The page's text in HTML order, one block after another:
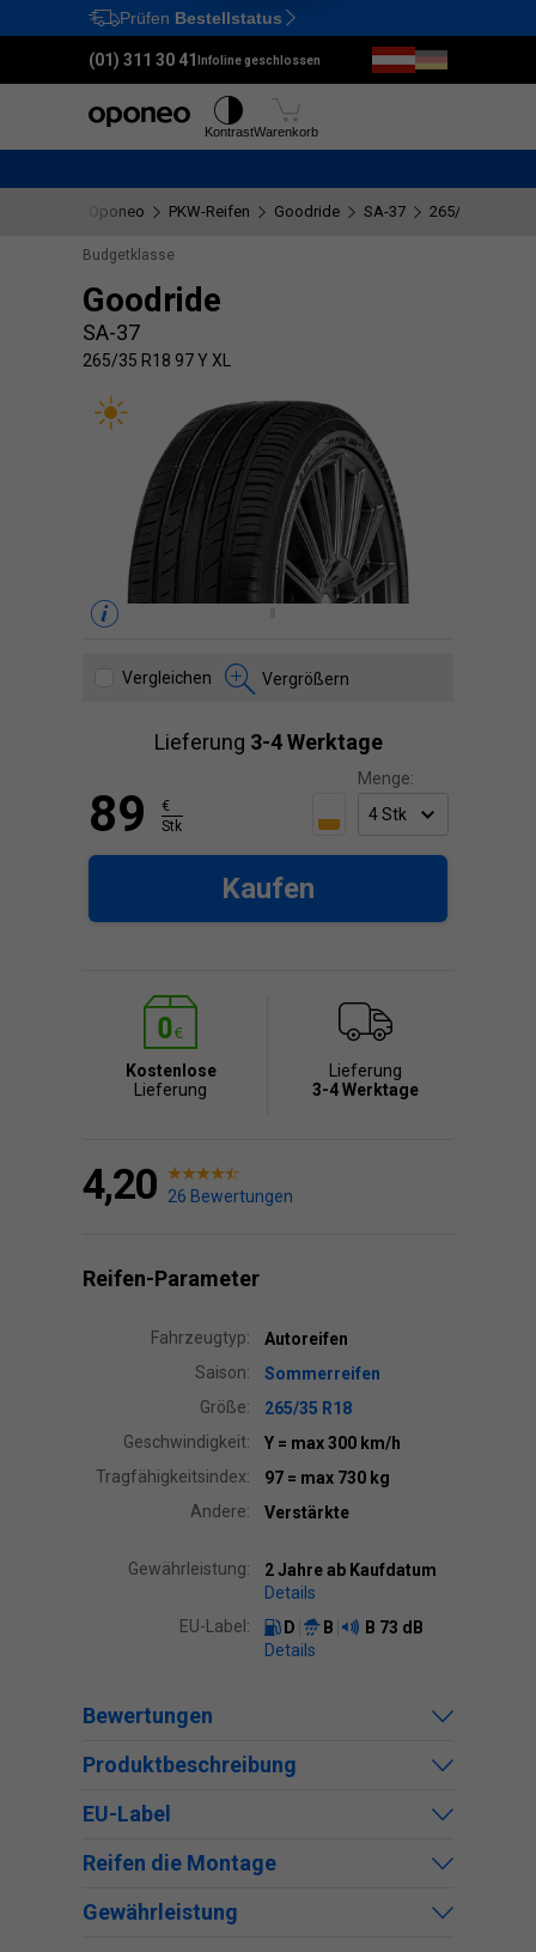
M
Prüfen Bestellstatus
(01) 311 30 41 Infoline geschlossen
KontrastWarenkorb
Oponeo PKW-Reifen Goodride SA-37 265/35 R18 97
Budgetklasse
Goodride
SA-37
265/35 R18 97 Y XL
Vergleichen Vergrößern
Lieferung 3-4 Werktage
Menge:
89
€
Stk
Kaufen
Kostenlose
Lieferung
Lieferung
3-4 Werktage
4,20 26 Bewertungen
Reifen-Parameter
Fahrzeugtyp:
Autoreifen
Saison:
Sommerreifen
Größe:
265/35 R18
Geschwindigkeit:
Y = max 300 km/h
Tragfähigkeitsindex:
97 = max 730 kg
Andere:
Verstärkte
Gewährleistung:
2 Jahre ab Kaufdatum
Details
EU-Label:
D B B 73 dB
Details
Bewertungen
Produktbeschreibung
EU-Label
Reifen die Montage
Gewährleistung